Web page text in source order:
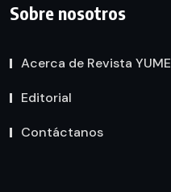
Sobre nosotros
Acerca de Revista YUME
Editorial
Contáctanos